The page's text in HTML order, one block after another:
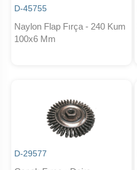
D-45755
Naylon Flap Fırça - 240 Kum
100x6 Mm
D-29577